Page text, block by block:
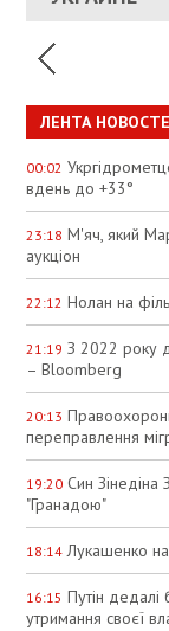
ЛЕНТА
00:02
вдень до +33°
23:18 М'яч, який
аукціон
22:12 Нолан на
21:19 З 2022 року
– Bloomberg
20:13
переправлення
19:20 Син Зінедіна
"Гранадою"
18:14 Лукашенко
16:15 Путін дедалі
утримання своєї